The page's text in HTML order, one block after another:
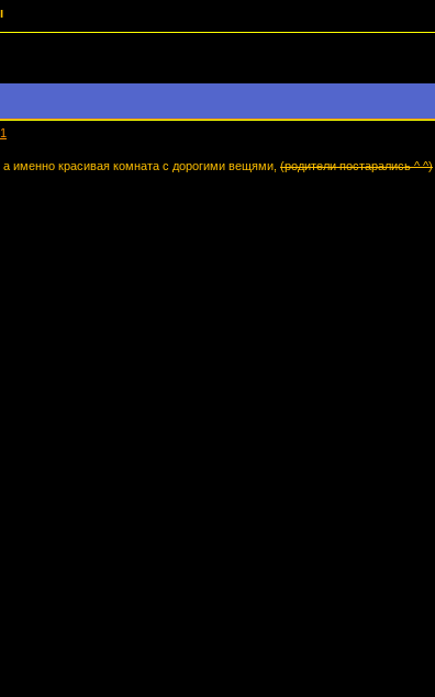
именно красивая комната с дорогими вещями,(родители постарались ^ ^)